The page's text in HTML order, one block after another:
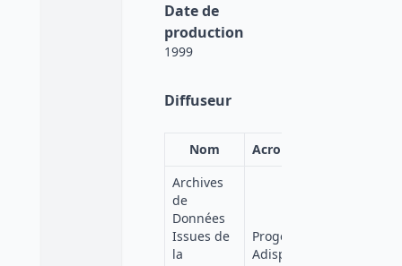
Date de
production
1999
Diffuseur
Nom Acronyme
Archives
de
Données
Issues de
la
Progedo-
Adisp